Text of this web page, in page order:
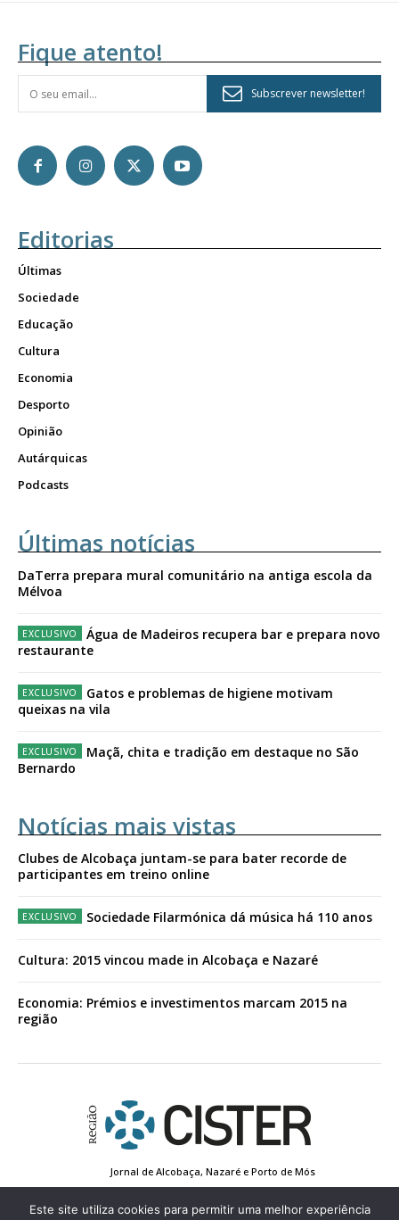
Fique atento!
Subscrever newsletter!
Editorias
Últimas
Sociedade
Educação
Cultura
Economia
Desporto
Opinião
Autárquicas
Podcasts
Últimas notícias
DaTerra prepara mural comunitário na antiga escola da
Mélvoa
Água de Madeiros recupera bar e prepara novo
restaurante
Gatos e problemas de higiene motivam
queixas na vila
Maçã, chita e tradição em destaque no São
Bernardo
Notícias mais vistas
Clubes de Alcobaça juntam-se para bater recorde de
participantes em treino online
Sociedade Filarmónica dá música há 110 anos
Cultura: 2015 vincou made in Alcobaça e Nazaré
Economia: Prémios e investimentos marcam 2015 na
região
Jornal de Alcobaça, Nazaré e Porto de Mós
Estatuto Editorial
Contactos
Política de Privacidade
Conta de Registo
Edição Impressa
Este site utiliza cookies para permitir uma melhor experiência